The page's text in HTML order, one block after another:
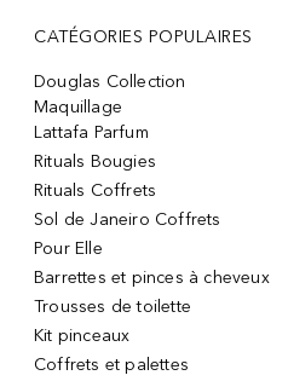
CATÉGORIES POPULAIRES
Douglas Collection
Maquillage
Lattafa Parfum
Rituals Bougies
Rituals Coffrets
Sol de Janeiro Coffrets
Pour Elle
Barrettes et pinces à cheveux
Trousses de toilette
Kit pinceaux
Coffrets et palettes